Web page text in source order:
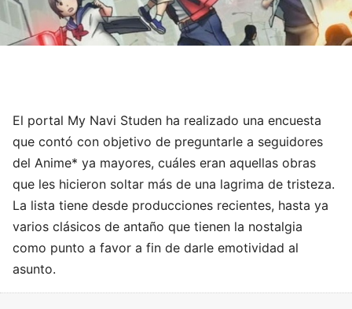
El portal My Navi Studen ha realizado una encuesta
que contó con objetivo de preguntarle a seguidores
del Anime* ya mayores, cuáles eran aquellas obras
que les hicieron soltar más de una lagrima de tristeza.
La lista tiene desde producciones recientes, hasta ya
varios clásicos de antaño que tienen la nostalgia
como punto a favor a fin de darle emotividad al
asunto.